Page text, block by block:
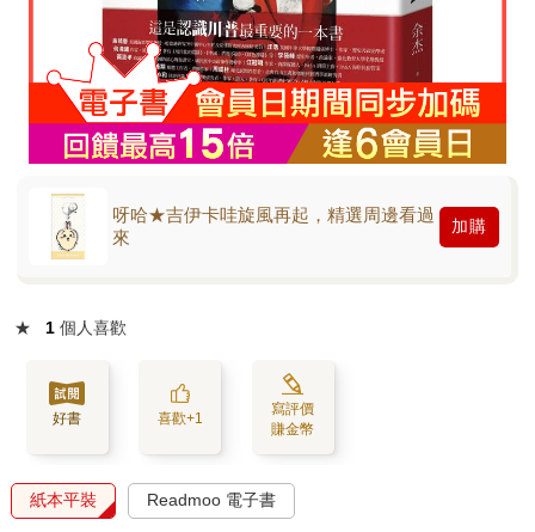
呀哈★吉伊卡哇旋風再起，精選周邊看過
來
加購
★ 1 個人喜歡
好書 喜歡+1
寫評價
賺金幣
紙本平裝 Readmoo 電子書